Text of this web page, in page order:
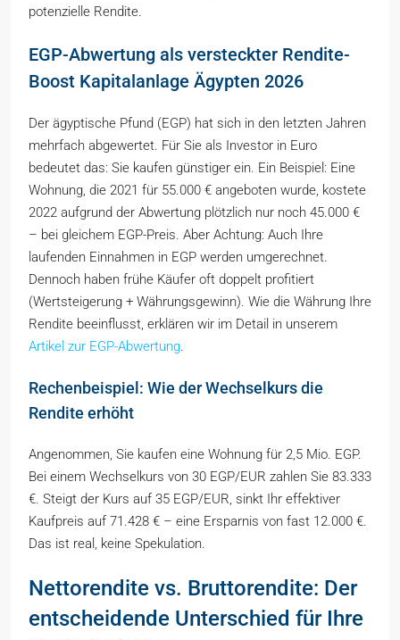
potenzielle Rendite.
EGP-Abwertung als versteckter Rendite-
Boost Kapitalanlage Ägypten 2026
Der ägyptische Pfund (EGP) hat sich in den letzten Jahren
mehrfach abgewertet. Für Sie als Investor in Euro
bedeutet das: Sie kaufen günstiger ein. Ein Beispiel: Eine
Wohnung, die 2021 für 55.000 € angeboten wurde, kostete
2022 aufgrund der Abwertung plötzlich nur noch 45.000 €
– bei gleichem EGP-Preis. Aber Achtung: Auch Ihre
laufenden Einnahmen in EGP werden umgerechnet.
Dennoch haben frühe Käufer oft doppelt profitiert
(Wertsteigerung + Währungsgewinn). Wie die Währung Ihre
Rendite beeinflusst, erklären wir im Detail in unserem
Artikel zur EGP-Abwertung.
Rechenbeispiel: Wie der Wechselkurs die
Rendite erhöht
Angenommen, Sie kaufen eine Wohnung für 2,5 Mio. EGP.
Bei einem Wechselkurs von 30 EGP/EUR zahlen Sie 83.333
€. Steigt der Kurs auf 35 EGP/EUR, sinkt Ihr effektiver
Kaufpreis auf 71.428 € – eine Ersparnis von fast 12.000 €.
Das ist real, keine Spekulation.
Nettorendite vs. Bruttorendite: Der
entscheidende Unterschied für Ihre